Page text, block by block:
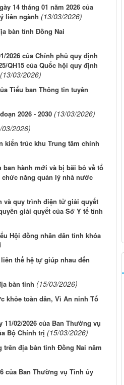
14 tháng 01 năm 2026 của
liên ngành (13/03/2026)
bàn tỉnh Đồng Nai
2026 của Chính phủ quy định
QH15 của Quốc hội quy định
(13/03/2026)
Tiểu ban Thông tin tuyên
2026 - 2030 (13/03/2026)
03/2026)
kiến trúc khu Trung tâm chính
hành mới và bị bãi bỏ về tổ
năng quản lý nhà nước
và quy trình điện tử giải quyết
giải quyết của Sở Y tế tỉnh
Hội đồng nhân dân tỉnh khóa
thế hệ tự giúp nhau đến
bàn tỉnh (15/03/2026)
khỏe toàn dân, Vì An ninh Tổ
02/2026 của Ban Thường vụ
Bộ Chính trị (15/03/2026)
trên địa bàn tỉnh Đồng Nai năm
của Ban Thường vụ Tỉnh ủy